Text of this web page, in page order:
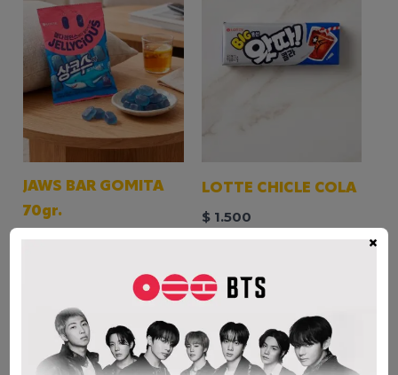
JAWS BAR GOMITA
70gr.
$2.700
AÑADIR AL CARRITO
LOTTE CHICLE COLA
$1.500
×